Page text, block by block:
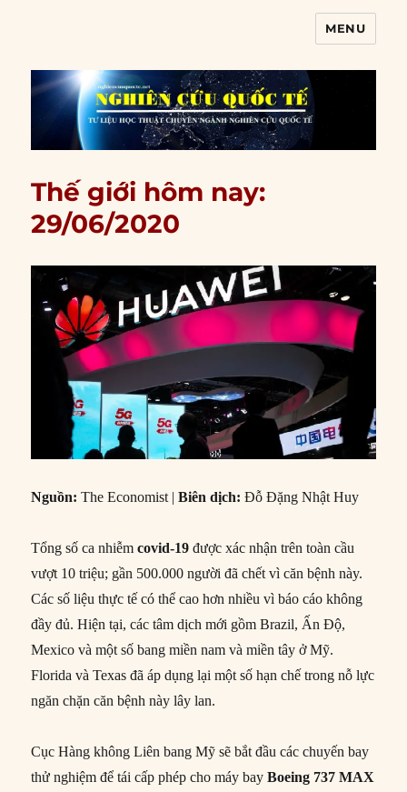
MENU
Thế giới hôm nay:
29/06/2020
Nguồn: The Economist |Biên dịch: Đỗ Đặng Nhật Huy
Tổng số ca nhiễmcovid-19 được xác nhận trên toàn cầu
vượt 10 triệu; gần 500.000 người đã chết vì căn bệnh này.
Các số liệu thực tế có thể cao hơn nhiều vì báo cáo không
đầy đủ. Hiện tại, các tâm dịch mới gồm Brazil, Ấn Độ,
Mexico và một số bang miền nam và miền tây ở Mỹ.
Florida và Texas đã áp dụng lại một số hạn chế trong nỗ lực
ngăn chặn căn bệnh này lây lan.
Cục Hàng không Liên bang Mỹ sẽ bắt đầu các chuyến bay
thử nghiệm để tái cấp phép cho máy bayBoeing 737 MAX